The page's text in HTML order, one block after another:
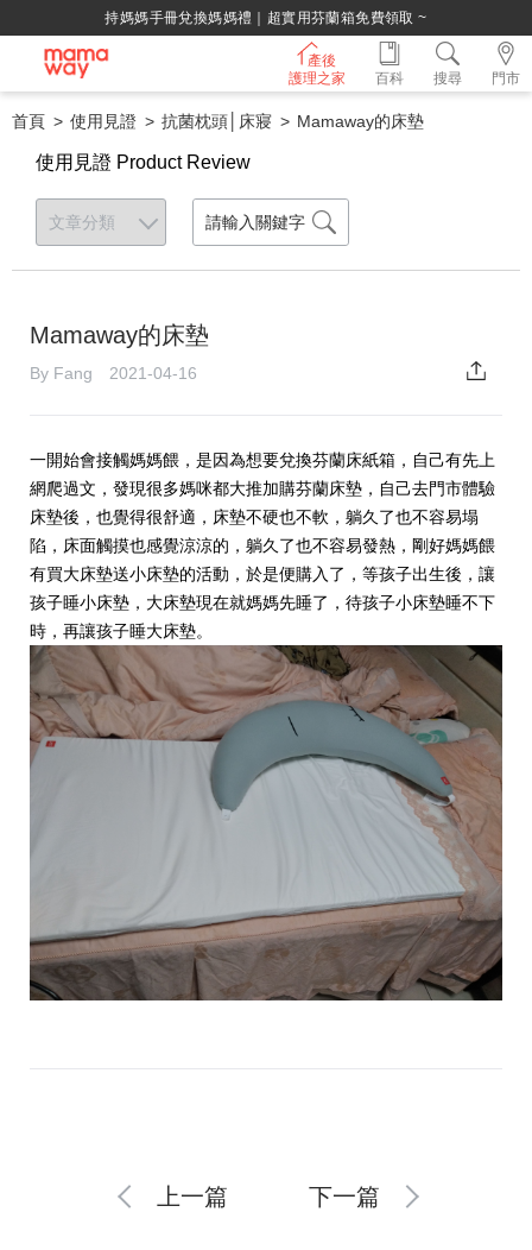
持媽媽手冊兌換媽媽禮｜超實用芬蘭箱免費領取 ~
產後
護理之家
門市
百科 搜尋
首頁 使用見證 抗菌枕頭│床寢 Mamaway的床墊
使用見證 Product Review
Mamaway的床墊
By Fang 2021-04-16
一開始會接觸媽媽餵，是因為想要兌換芬蘭床紙箱，自己有先上
網爬過文，發現很多媽咪都大推加購芬蘭床墊，自己去門市體驗
床墊後，也覺得很舒適，床墊不硬也不軟，躺久了也不容易塌
陷，床面觸摸也感覺涼涼的，躺久了也不容易發熱，剛好媽媽餵
有買大床墊送小床墊的活動，於是便購入了，等孩子出生後，讓
孩子睡小床墊，大床墊現在就媽媽先睡了，待孩子小床墊睡不下
時，再讓孩子睡大床墊。
上一篇 下一篇